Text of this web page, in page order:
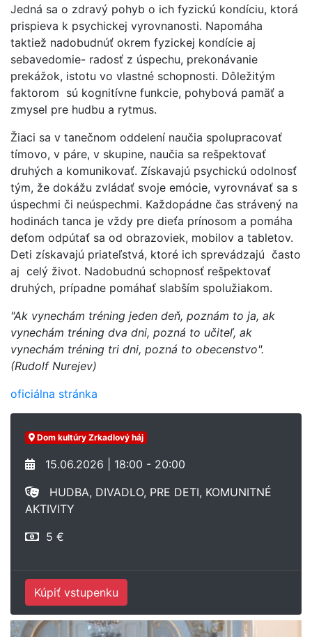
Jedná sa o zdravý pohyb o ich fyzickú kondíciu, ktorá
prispieva k psychickej vyrovnanosti. Napomáha
taktiež nadobudnúť okrem fyzickej kondície aj
sebavedomie- radosť z úspechu, prekonávanie
prekážok, istotu vo vlastné schopnosti. Dôležitým
faktorom sú kognitívne funkcie, pohybová pamäť a
zmysel pre hudbu a rytmus.
Žiaci sa v tanečnom oddelení naučia spolupracovať
tímovo, v páre, v skupine, naučia sa rešpektovať
druhých a komunikovať. Získavajú psychickú odolnosť
tým, že dokážu zvládať svoje emócie, vyrovnávať sa s
úspechmi či neúspechmi. Každopádne čas strávený na
hodinách tanca je vždy pre dieťa prínosom a pomáha
deťom odpútať sa od obrazoviek, mobilov a tabletov.
Deti získavajú priateľstvá, ktoré ich sprevádzajú často
aj celý život. Nadobudnú schopnosť rešpektovať
druhých, prípadne pomáhať slabším spolužiakom.
"Ak vynechám tréning jeden deň, poznám to ja, ak
vynechám tréning dva dni, pozná to učiteľ, ak
vynechám tréning tri dni, pozná to obecenstvo".
(Rudolf Nurejev)
oficiálna stránka
Dom kultúry Zrkadlový háj
15.06.2026 | 18:00 - 20:00
HUDBA, DIVADLO, PRE DETI, KOMUNITNÉ
AKTIVITY
5 €
Kúpiť vstupenku